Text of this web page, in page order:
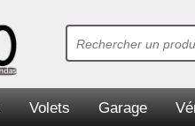
Volets Garage